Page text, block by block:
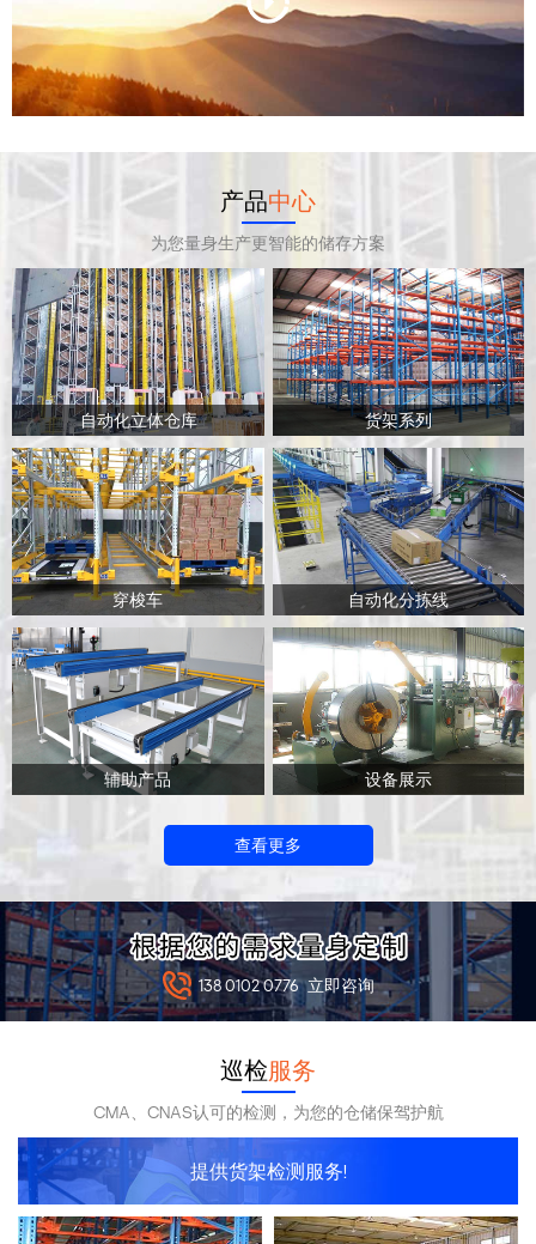
产品中心
为您量身生产更智能的储存方案
自动化立体仓库 货架系列
穿梭车 自动化分拣线
辅助产品 设备展示
查看更多
138 0102 0776 立即咨询
巡检服务
CMA、CNAS认可的检测，为您的仓储保驾护航
提供货架检测服务!